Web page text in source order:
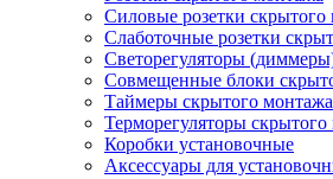
Силовые розетки скрытого
Слаботочные розетки
Светорегуляторы
Совмещенные блоки
Таймеры скрытого монтажа
Терморегуляторы
Коробки установочные
Аксессуары для